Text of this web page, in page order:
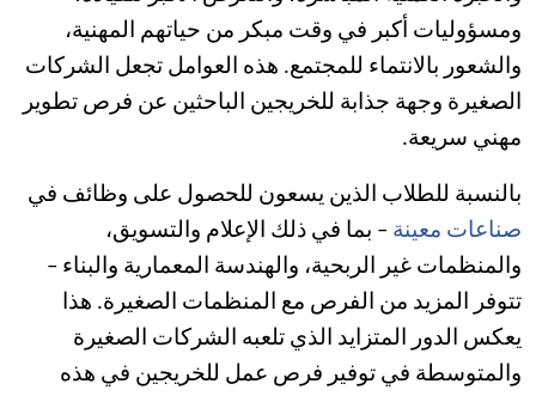
ومسؤوليات أكبر في وقت مبكر من حياتهم المهنية،
والشعور بالانتماء للمجتمع. هذه العوامل تجعل الشركات
الصغيرة وجهة جذابة للخريجين الباحثين عن فرص تطوير
مهني سريعة.
بالنسبة للطلاب الذين يسعون للحصول على وظائف في
صناعات معينة – بما في ذلك الإعلام والتسويق،
والمنظمات غير الربحية، والهندسة المعمارية والبناء –
تتوفر المزيد من الفرص مع المنظمات الصغيرة. هذا
يعكس الدور المتزايد الذي تلعبه الشركات الصغيرة
والمتوسطة في توفير فرص عمل للخريجين في هذه